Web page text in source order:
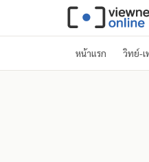
หน้าแรก วิทย์-เ